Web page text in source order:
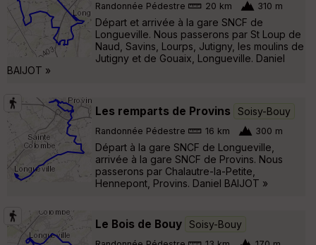
Randonnée Pédestre 20 km 310 m
Départ et arrivée à la gare SNCF de
Longueville. Nous passerons par St Loup de
Naud, Savins, Lourps, Jutigny, les moulins de
Jutigny et de Gouaix, Longueville. Daniel
BAIJOT »
Les remparts de Provins Soisy-Bouy
Randonnée Pédestre 16 km 300 m
Départ à la gare SNCF de Longueville,
arrivée à la gare SNCF de Provins. Nous
passerons par Chalautre-la-Petite,
Hennepont, Provins. Daniel BAIJOT »
Le Bois de Bouy Soisy-Bouy